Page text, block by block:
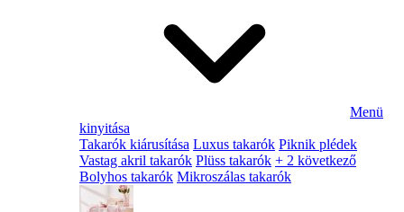
Menü
kinyitása
Takarók kiárusítása Luxus takarók Piknik plédek
Vastag akril takarók Plüss takarók + 2 következő
Bolyhos takarók Mikroszálas takarók